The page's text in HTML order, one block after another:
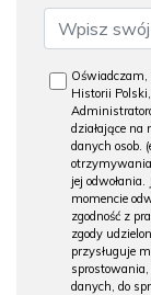
Historii
działające na
danych osob.
jej
momencie
zgodność z
zgody
przysługuje
danych, do